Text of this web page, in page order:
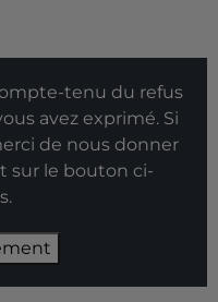
tenu du refus
avez exprimé. Si
de nous donner
sur le bouton ci-